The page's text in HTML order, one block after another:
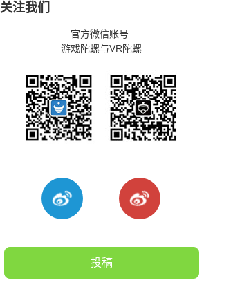
关注我们
官方微信账号:
游戏陀螺与VR陀螺
投稿